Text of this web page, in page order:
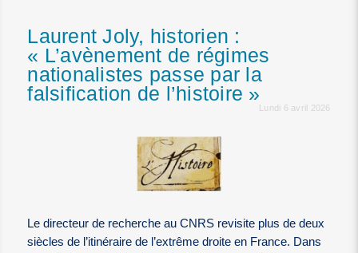
Laurent Joly, historien :
« L’avènement de régimes
nationalistes passe par la
falsification de l’histoire »
Lundi 6 avril 2026
Le directeur de recherche au CNRS revisite plus de deux
siècles de l’itinéraire de l’extrême droite en France. Dans